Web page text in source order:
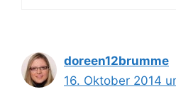
doreen12brumme
16. Oktober 2014